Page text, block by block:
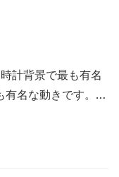
計背景で最も有名
有名な動きです。…